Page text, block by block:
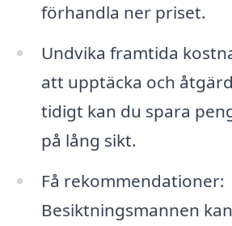
förhandla ner priset.
Undvika framtida
att upptäcka och
tidigt kan du spara
på lång sikt.
Få rekommendationer:
Besiktningsmannen